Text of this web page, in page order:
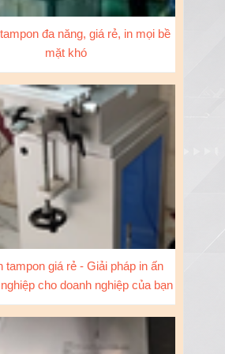
đa năng, giá rẻ, in mọi bề
mặt khó
tampon giá rẻ - Giải pháp in ấn
cho doanh nghiệp của bạn